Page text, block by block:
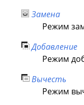
Замена
Режим
Добавление
Режим
Вычесть
Режим